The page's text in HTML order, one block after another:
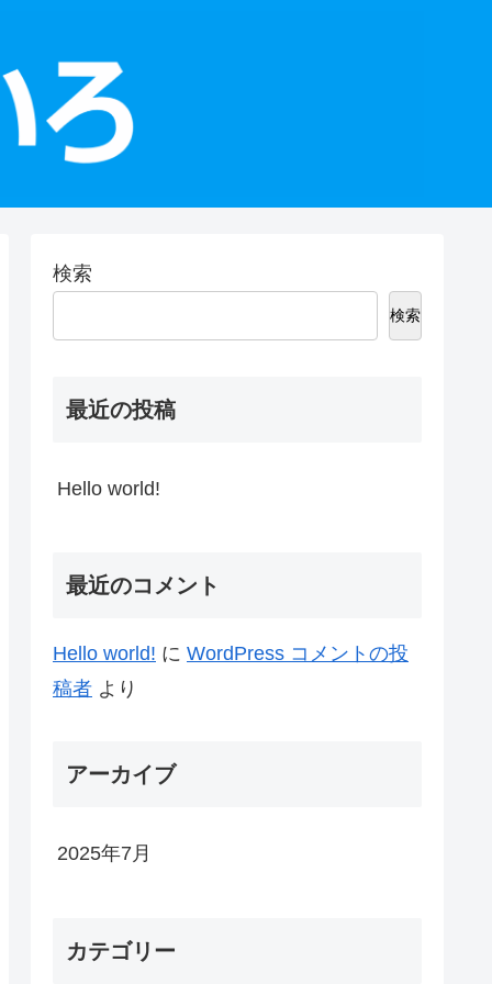
検索
検索
最近の投稿
Hello world!
最近のコメント
Hello world! に WordPress コメントの投
稿者 より
アーカイブ
2025年7月
カテゴリー